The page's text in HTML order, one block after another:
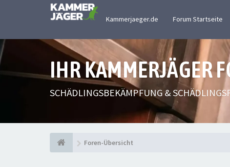
Kammerjaeger.de Forum Startseite
IHR KAMMERJÄGER
SCHÄDLINGSBEKÄMPFUNG &
Foren-Übersicht